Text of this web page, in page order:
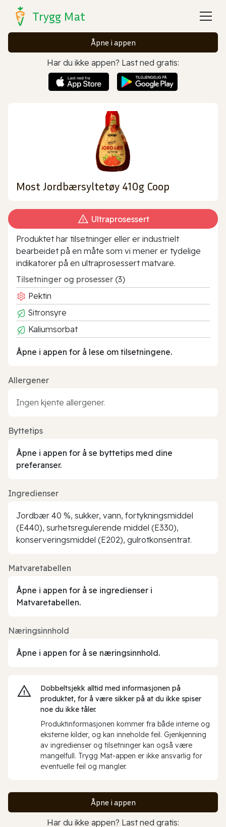
Trygg Mat
Åpne i appen
Har du ikke appen? Last ned gratis:
Most Jordbærsyltetøy 410g Coop
Ultraprosessert
Produktet har tilsetninger eller er industrielt
bearbeidet på en måte som vi mener er tydelige
indikatorer på en ultraprosessert matvare.
Tilsetninger og prosesser (3)
Pektin
Sitronsyre
Kaliumsorbat
Åpne i appen for å lese om tilsetningene.
Allergener
Ingen kjente allergener.
Byttetips
Åpne i appen for å se byttetips med dine
preferanser.
Ingredienser
Jordbær 40 %, sukker, vann, fortykningsmiddel
(E440), surhetsregulerende middel (E330),
konserveringsmiddel (E202), gulrotkonsentrat.
Matvaretabellen
Åpne i appen for å se ingredienser i
Matvaretabellen.
Næringsinnhold
Åpne i appen for å se næringsinnhold.
Dobbeltsjekk alltid med informasjonen på
produktet, for å være sikker på at du ikke spiser
noe du ikke tåler.
Produktinformasjonen kommer fra både interne og
eksterne kilder, og kan inneholde feil. Gjenkjenning
av ingredienser og tilsetninger kan også være
mangelfull. Trygg Mat-appen er ikke ansvarlig for
eventuelle feil og mangler.
Åpne i appen
Har du ikke appen? Last ned gratis: